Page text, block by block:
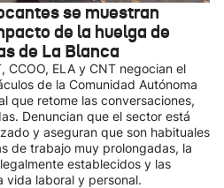
se muestran
de la huelga de
de La Blanca
CCOO, ELA y CNT negocian el
de la Comunidad Autónoma
que retome las conversaciones,
Denuncian que el sector está
y aseguran que son habituales
de trabajo muy prolongadas, la
establecidos y las
vida laboral y personal.